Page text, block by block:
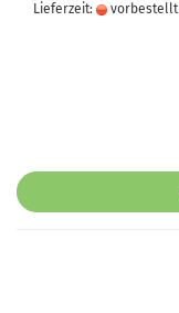
Lieferzeit: vorbestellt